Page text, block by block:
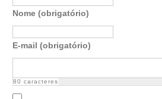
Nome (obrigatório)
E-mail (obrigatório)
80 caracteres